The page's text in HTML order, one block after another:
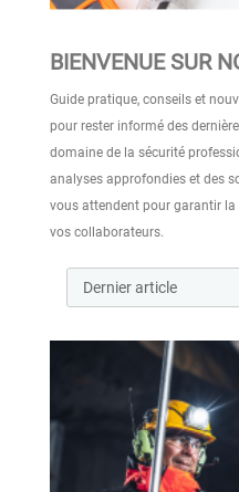
NORME ISO 20471 :
EXIGENCES DES
54 vues
Norme ISO 20471 : tout
haute visibilité, les classes
un...
Lire la suite
BIENVENUE SUR
Guide pratique, conseils et
pour rester informé des
domaine de la sécurité
analyses approfondies et des
vous attendent pour garantir la
vos collaborateurs.